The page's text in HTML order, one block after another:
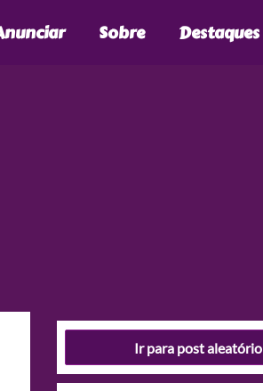
Sobre Destaques
Ir para post aleatório